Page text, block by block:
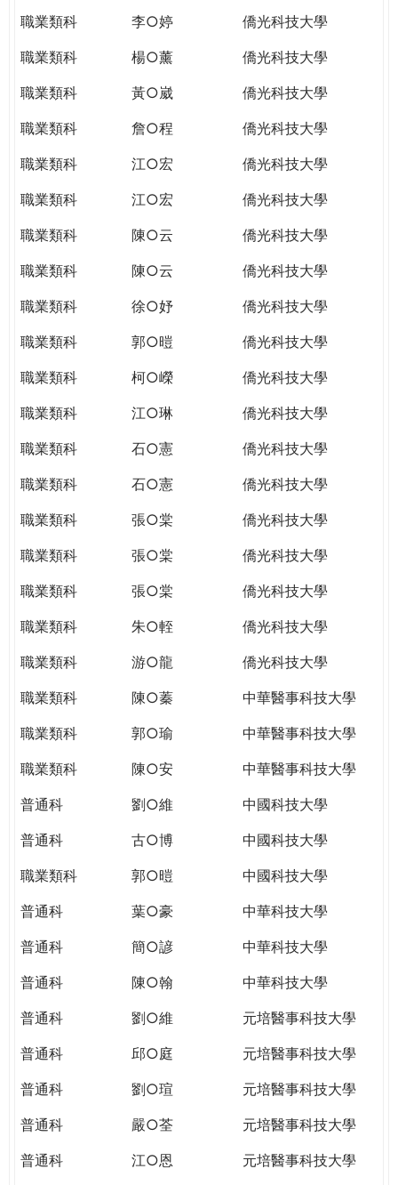
職業類科
李○婷
僑光科技大學
職業類科
楊○薰
僑光科技大學
職業類科
黃○崴
僑光科技大學
職業類科
詹○程
僑光科技大學
職業類科
江○宏
僑光科技大學
職業類科
江○宏
僑光科技大學
職業類科
陳○云
僑光科技大學
職業類科
陳○云
僑光科技大學
職業類科
徐○妤
僑光科技大學
職業類科
郭○暟
僑光科技大學
職業類科
柯○嶸
僑光科技大學
職業類科
江○琳
僑光科技大學
職業類科
石○憲
僑光科技大學
職業類科
石○憲
僑光科技大學
職業類科
張○棠
僑光科技大學
職業類科
張○棠
僑光科技大學
職業類科
張○棠
僑光科技大學
職業類科
朱○輊
僑光科技大學
職業類科
游○龍
僑光科技大學
職業類科
陳○蓁
中華醫事科技大學
職業類科
郭○瑜
中華醫事科技大學
職業類科
陳○安
中華醫事科技大學
普通科
劉○維
中國科技大學
普通科
古○博
中國科技大學
職業類科
郭○暟
中國科技大學
普通科
葉○豪
中華科技大學
普通科
簡○諺
中華科技大學
普通科
陳○翰
中華科技大學
普通科
劉○維
元培醫事科技大學
普通科
邱○庭
元培醫事科技大學
普通科
劉○瑄
元培醫事科技大學
普通科
嚴○荃
元培醫事科技大學
普通科
江○恩
元培醫事科技大學